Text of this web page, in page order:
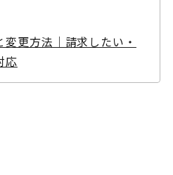
更方法｜請求したい・
応